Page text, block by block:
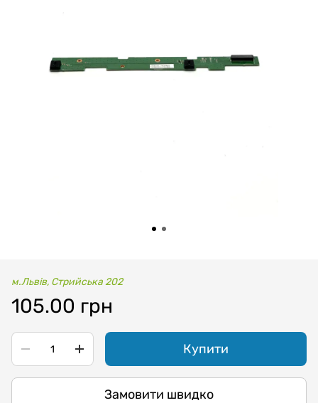
м.Львів, Стрийська 202
105.00 грн
Купити
Замовити швидко